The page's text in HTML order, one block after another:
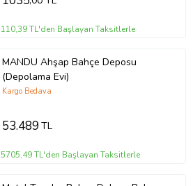
110,39 TL'den Başlayan Taksitlerle
MANDU Ahşap Bahçe Deposu
(Depolama Evi)
Kargo Bedava
53.489TL
5705,49 TL'den Başlayan Taksitlerle